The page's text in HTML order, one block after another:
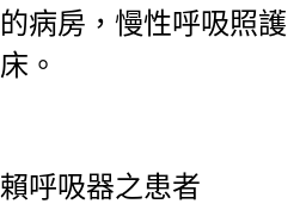
病房，慢性呼吸照護
。
呼吸器之患者